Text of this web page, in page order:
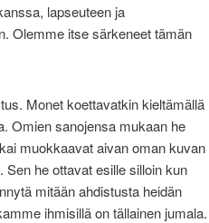
lapseuteen ja
Olemme itse särkeneet tämän
Monet koettavatkin kieltämällä
Omien sanojensa mukaan he
muokkaavat aivan oman kuvan
he ottavat esille silloin kun
mitään ahdistusta heidän
ihmisillä on tällainen jumala.